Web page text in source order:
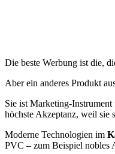
Die beste Werbung ist die,
Aber ein anderes Produkt
Sie ist Marketing-
höchste Akzeptanz, weil sie
Moderne Technologien im
PVC – zum Beispiel nobles